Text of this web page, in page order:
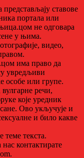
ставове
портала или
не одговара
у њима.
видео,
има право да
увредљиви
особе или групе.
речи,
које уредник
Ово укључује и
и било какве
текста.
контактирате